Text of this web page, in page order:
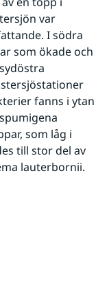
var
I södra
som ökade och
fanns i ytan
som låg i
till stor del av
lauterbornii.